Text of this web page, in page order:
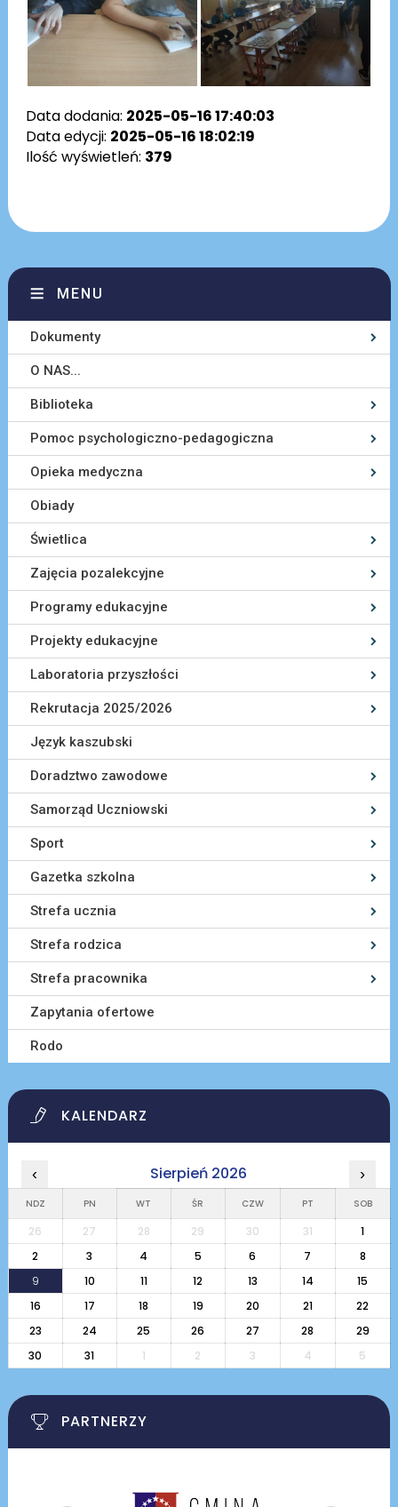
Data dodania: 2025-05-16 17:40:03
Data edycji: 2025-05-16 18:02:19
Ilość wyświetleń: 379
MENU
Dokumenty
O NAS...
Biblioteka
Pomoc psychologiczno-pedagogiczna
Opieka medyczna
Obiady
Świetlica
Zajęcia pozalekcyjne
Programy edukacyjne
Projekty edukacyjne
Laboratoria przyszłości
Rekrutacja 2025/2026
Język kaszubski
Doradztwo zawodowe
Samorząd Uczniowski
Sport
Gazetka szkolna
Strefa ucznia
Strefa rodzica
Strefa pracownika
Zapytania ofertowe
Rodo
KALENDARZ
‹ Sierpień 2026 ›
NDZ PN WT ŚR CZW PT SOB
26 27 28 29 30 31
1
2
3 4 5 6 7
8
9
10 11 12 13 14
15
16
17 18 19 20 21
22
23
24 25 26 27 28
29
30
31 1 2 3 4 5
PARTNERZY